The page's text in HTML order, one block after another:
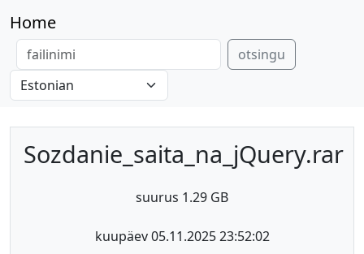
Home
otsingu
Sozdanie_saita_na_jQuery.rar
suurus 1.29 GB
kuupäev 05.11.2025 23:52:02